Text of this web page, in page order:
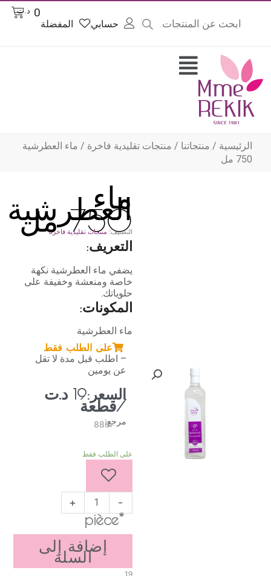
حسابي المفضلة
د.ت
Cart
Flyout
Menu
الرئيسية/منتجاتنا/منتجات تقليدية فاخرة/ ماء العطرشية
750 مل
ماء
العطرشية
750 ملالتصنيف:منتجات تقليدية فاخرة
التعريف:
يضفي ماء العطرشية نكهة
خاصة ومنعشة وخفيفة على
حلوياتك.
المكونات:
ماء العطرشية
على الطلب فقط
– اطلب قبل مدة لا تقل
عن يومين
السعر:19 د.ت
/قطعة
مرجع:886
على الطلب فقط
إضافة إلى
السلة